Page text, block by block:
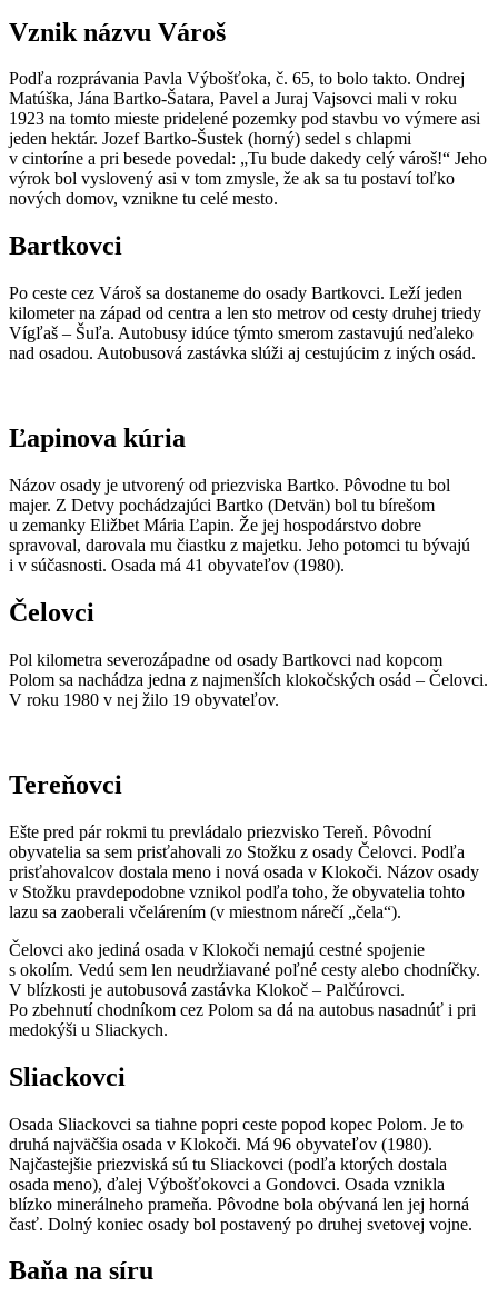
Vznik názvu Vároš
Podľa rozprávania Pavla Výbošťoka, č. 65, to bolo takto. Ondrej
Matúška, Jána Bartko-Šatara, Pavel a Juraj Vajsovci mali v roku
1923 na tomto mieste pridelené pozemky pod stavbu vo výmere asi
jeden hektár. Jozef Bartko-Šustek (horný) sedel s chlapmi
v cintoríne a pri besede povedal: „Tu bude dakedy celý vároš!“ Jeho
výrok bol vyslovený asi v tom zmysle, že ak sa tu postaví toľko
nových domov, vznikne tu celé mesto.
Bartkovci
Po ceste cez Vároš sa dostaneme do osady Bartkovci. Leží jeden
kilometer na západ od centra a len sto metrov od cesty druhej triedy
Vígľaš – Šuľa. Autobusy idúce týmto smerom zastavujú neďaleko
nad osadou. Autobusová zastávka slúži aj cestujúcim z iných osád.
Ľapinova kúria
Názov osady je utvorený od priezviska Bartko. Pôvodne tu bol
majer. Z Detvy pochádzajúci Bartko (Detvän) bol tu bírešom
u zemanky Eližbet Mária Ľapin. Že jej hospodárstvo dobre
spravoval, darovala mu čiastku z majetku. Jeho potomci tu bývajú
i v súčasnosti. Osada má 41 obyvateľov (1980).
Čelovci
Pol kilometra severozápadne od osady Bartkovci nad kopcom
Polom sa nachádza jedna z najmenších klokočských osád – Čelovci.
V roku 1980 v nej žilo 19 obyvateľov.
Tereňovci
Ešte pred pár rokmi tu prevládalo priezvisko Tereň. Pôvodní
obyvatelia sa sem prisťahovali zo Stožku z osady Čelovci. Podľa
prisťahovalcov dostala meno i nová osada v Klokoči. Názov osady
v Stožku pravdepodobne vznikol podľa toho, že obyvatelia tohto
lazu sa zaoberali včelárením (v miestnom nárečí „čela“).
Čelovci ako jediná osada v Klokoči nemajú cestné spojenie
s okolím. Vedú sem len neudržiavané poľné cesty alebo chodníčky.
V blízkosti je autobusová zastávka Klokoč – Palčúrovci.
Po zbehnutí chodníkom cez Polom sa dá na autobus nasadnúť i pri
medokýši u Sliackych.
Sliackovci
Osada Sliackovci sa tiahne popri ceste popod kopec Polom. Je to
druhá najväčšia osada v Klokoči. Má 96 obyvateľov (1980).
Najčastejšie priezviská sú tu Sliackovci (podľa ktorých dostala
osada meno), ďalej Výbošťokovci a Gondovci. Osada vznikla
blízko minerálneho prameňa. Pôvodne bola obývaná len jej horná
časť. Dolný koniec osady bol postavený po druhej svetovej vojne.
Baňa na síru